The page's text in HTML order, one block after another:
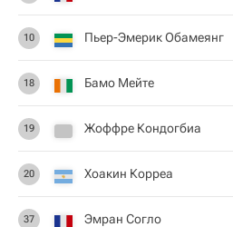
10 Пьер-Эмерик Обамеянг
18 Бамо Мейте
19 Жоффре Кондогбиа
20 Хоакин Корреа
37 Эмран Согло